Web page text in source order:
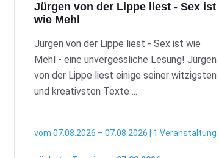
Jürgen von der Lippe liest - Sex ist
wie Mehl
Jürgen von der Lippe liest - Sex ist wie
Mehl - eine unvergessliche Lesung! Jürgen
von der Lippe liest einige seiner witzigsten
und kreativsten Texte ...
vom 07.08.2026 – 07.08.2026 | 1 Veranstaltung